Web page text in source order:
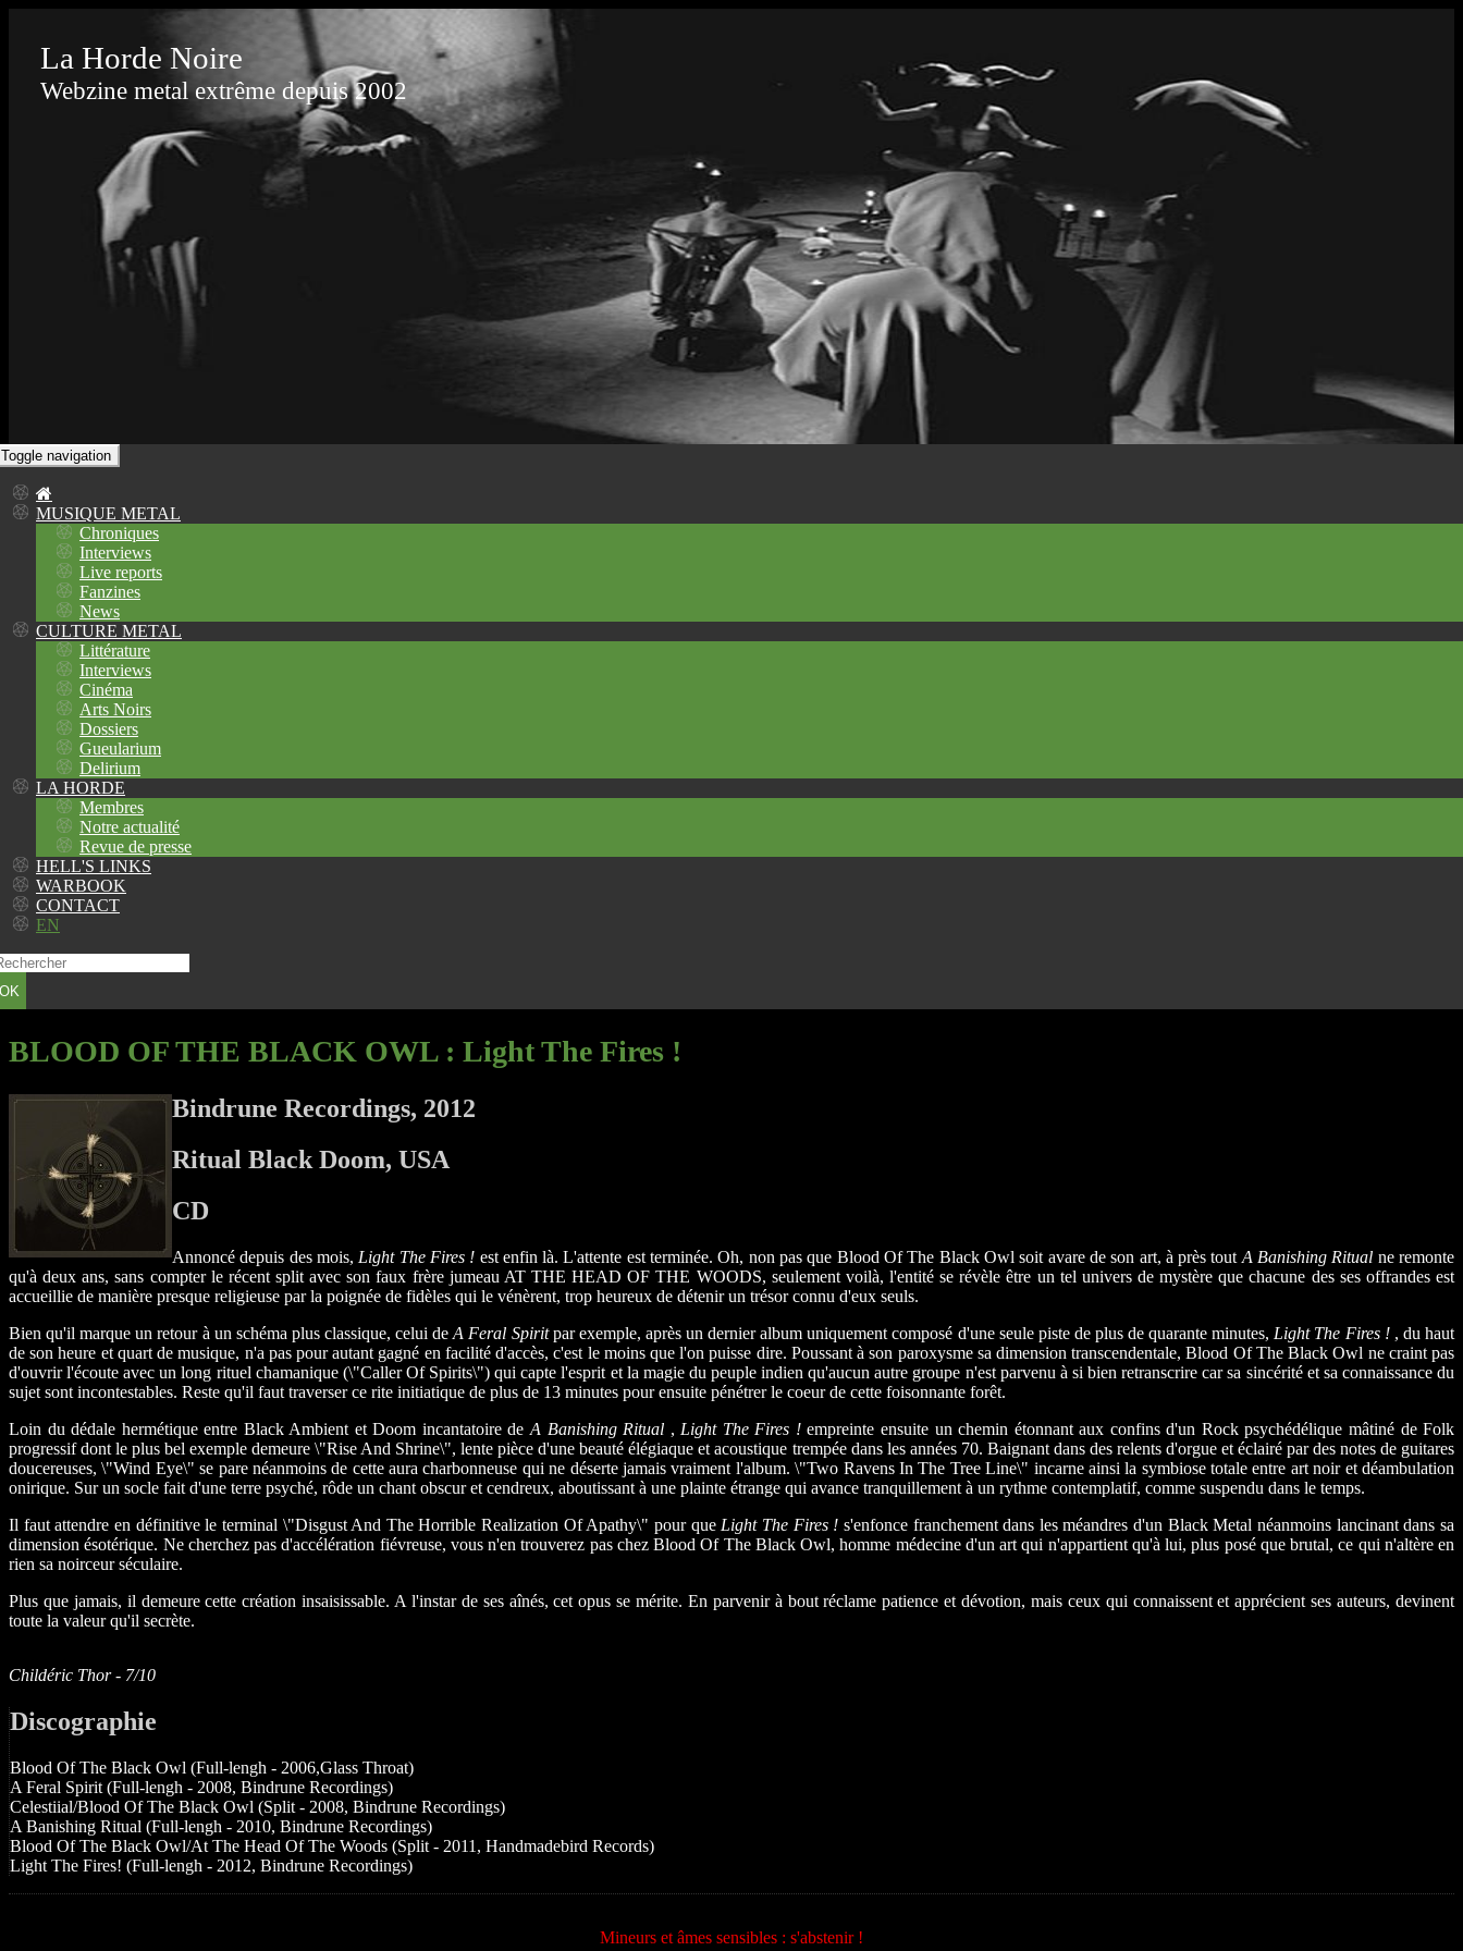
La Horde Noire
Webzine metal extrême depuis 2002
Toggle navigation
MUSIQUE METAL
Chroniques
Interviews
Live reports
Fanzines
News
CULTURE METAL
Littérature
Interviews
Cinéma
Arts Noirs
Dossiers
Gueularium
Delirium
LA HORDE
Membres
Notre actualité
Revue de presse
HELL'S LINKS
WARBOOK
CONTACT
EN
OK
BLOOD OF THE BLACK OWL: Light The Fires !
Bindrune Recordings, 2012
Ritual Black Doom, USA
CD
Annoncé depuis des mois, Light The Fires ! est enfin là. L'attente est terminée. Oh, non pas que Blood Of The Black Owl soit avare de son art, à près tout A Banishing Ritual ne remonte
qu'à deux ans, sans compter le récent split avec son faux frère jumeau AT THE HEAD OF THE WOODS, seulement voilà, l'entité se révèle être un tel univers de mystère que chacune des ses offrandes est
accueillie de manière presque religieuse par la poignée de fidèles qui le vénèrent, trop heureux de détenir un trésor connu d'eux seuls.
Bien qu'il marque un retour à un schéma plus classique, celui deA Feral Spiritpar exemple, après un dernier album uniquement composé d'une seule piste de plus de quarante minutes, Light The Fires !, du haut
de son heure et quart de musique, n'a pas pour autant gagné en facilité d'accès, c'est le moins que l'on puisse dire. Poussant à son paroxysme sa dimension transcendentale, Blood Of The Black Owl ne craint pas
d'ouvrir l'écoute avec un long rituel chamanique (\"Caller Of Spirits\") qui capte l'esprit et la magie du peuple indien qu'aucun autre groupe n'est parvenu à si bien retranscrire car sa sincérité et sa connaissance du
sujet sont incontestables. Reste qu'il faut traverser ce rite initiatique de plus de 13 minutes pour ensuite pénétrer le coeur de cette foisonnante forêt.
Loin du dédale hermétique entre Black Ambient et Doom incantatoire deA Banishing Ritual , Light The Fires !empreinte ensuite un chemin étonnant aux confins d'un Rock psychédélique mâtiné de Folk
progressif dont le plus bel exemple demeure \"Rise And Shrine\", lente pièce d'une beauté élégiaque et acoustique trempée dans les années 70. Baignant dans des relents d'orgue et éclairé par des notes de guitares
doucereuses, \"Wind Eye\" se pare néanmoins de cette aura charbonneuse qui ne déserte jamais vraiment l'album. \"Two Ravens In The Tree Line\" incarne ainsi la symbiose totale entre art noir et déambulation
onirique. Sur un socle fait d'une terre psyché, rôde un chant obscur et cendreux, aboutissant à une plainte étrange qui avance tranquillement à un rythme contemplatif, comme suspendu dans le temps.
Il faut attendre en définitive le terminal \"Disgust And The Horrible Realization Of Apathy\" pour que Light The Fires ! s'enfonce franchement dans les méandres d'un Black Metal néanmoins lancinant dans sa
dimension ésotérique. Ne cherchez pas d'accélération fiévreuse, vous n'en trouverez pas chez Blood Of The Black Owl, homme médecine d'un art qui n'appartient qu'à lui, plus posé que brutal, ce qui n'altère en
rien sa noirceur séculaire.
Plus que jamais, il demeure cette création insaisissable. A l'instar de ses aînés, cet opus se mérite. En parvenir à bout réclame patience et dévotion, mais ceux qui connaissent et apprécient ses auteurs, devinent
toute la valeur qu'il secrète.
Childéric Thor - 7/10
Discographie
Blood Of The Black Owl (Full-lengh - 2006,Glass Throat)
A Feral Spirit (Full-lengh - 2008, Bindrune Recordings)
Celestiial/Blood Of The Black Owl (Split - 2008, Bindrune Recordings)
A Banishing Ritual (Full-lengh - 2010, Bindrune Recordings)
Blood Of The Black Owl/At The Head Of The Woods (Split - 2011, Handmadebird Records)
Light The Fires! (Full-lengh - 2012, Bindrune Recordings)
Mineurs et âmes sensibles : s'abstenir !